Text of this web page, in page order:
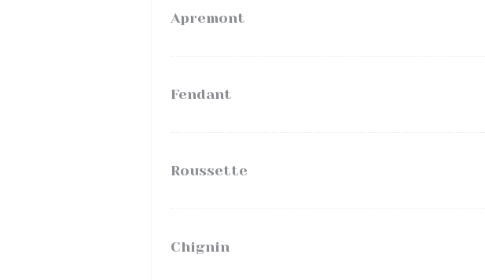
Apremont
Fendant
Roussette
Chignin